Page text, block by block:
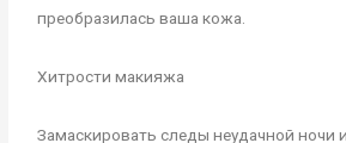
преобразилась ваша кожа.
Хитрости макияжа
Замаскировать следы неудачной ночи